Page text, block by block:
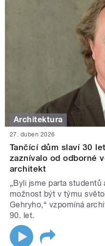
Architektura
27. duben 2026
Tančící dům slaví 30
zaznívalo od odborné
architekt
„Byli jsme parta studentů
možnost být v týmu
Gehryho,“ vzpomíná
90. let.